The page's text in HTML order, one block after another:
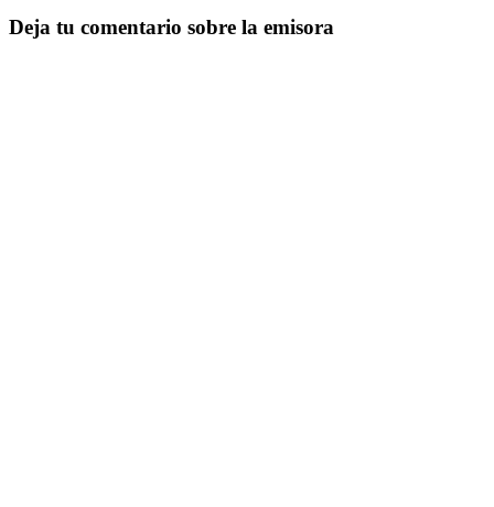
Deja tu comentario sobre la emisora